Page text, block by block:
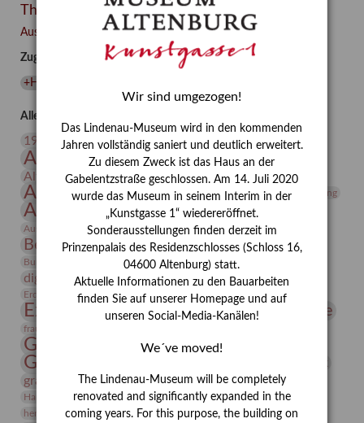
Hasses"
Familie
und
des
Künstlers
Conrad
Felixmüller
(Part
III/III)
Themen
Ausgewählte Auszeichnungen zurücksetzen
Zugehörige Auszeichnungen
+Heinrich Kirchhoff
Alle Auszeichnungen (106)
19. Jahrhundert 20. Jahrhundert
Altenburg Altenburger Museen
Altenburger Praxisjahr Altenburger Schlossberg
Antike Architektur Archiv Archäologie Asta Gröting
Ausstellung
Ausstellung "Berliner Blätter"
Ausstellung „Vier Winde“
Bauhaus Berlin in den Zwanziger Jahren
Bernhard August von Lindenau Bibliothek
Burg Posterstein Conrad Felixmüller Depot
digitallabor Entartete Kunst
Enteignung
Erdmann Julius Dietrich
Erlebnisportal estrusker Exlibris
Expressionismus Festrede Florenz Fotografie
frauen
Gerhard-Altenbourg-Preis
Gerhard Altenbourg
Grafik
grafische sammlung griechische Mythologie
Hanns-Conon von der Gabelentz Heinrich Kirchhoff Heldinnen
herman de vries Humboldt
Insekten
Wir sind umgezogen!
Das Lindenau-Museum wird in den kommenden
Jahren vollständig saniert und deutlich erweitert.
Zu diesem Zweck ist das Haus an der
Gabelentzstraße geschlossen. Am 14. Juli 2020
wurde das Museum in seinem Interim in der
„Kunstgasse 1“ wiedereröffnet.
Sonderausstellungen finden derzeit im
Prinzenpalais des Residenzschlosses (Schloss 16,
04600 Altenburg) statt.
Aktuelle Informationen zu den Bauarbeiten
finden Sie auf unserer Homepage und auf
unseren Social-Media-Kanälen!
We´ve moved!
The Lindenau-Museum will be completely
renovated and significantly expanded in the
coming years. For this purpose, the building on